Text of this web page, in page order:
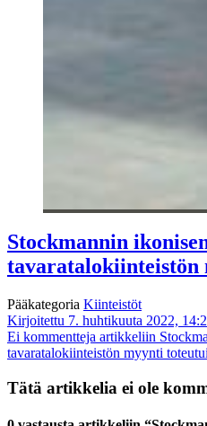
Stockmannin
tavaratalokiinteistön
Pääkategoria Kiinteistöt
Kirjoitettu 7. huhtikuuta 2022,
Ei kommentteja artikkeliin
tavaratalokiinteistön myynti toteutui
Tätä artikkelia ei ole